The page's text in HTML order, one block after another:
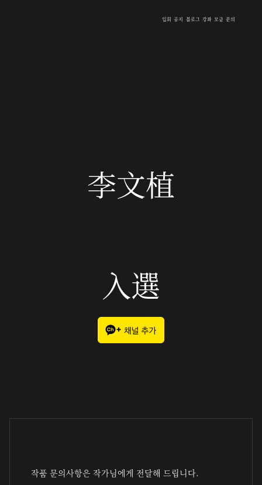
입회 공지 블로그 강좌 모금 문의
李文植
入選
작품 문의사항은 작가님에게 전달해 드립니다.